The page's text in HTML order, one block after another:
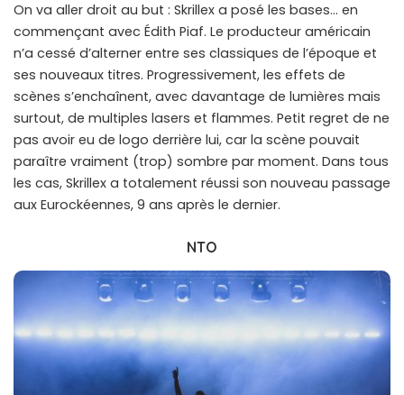
On va aller droit au but : Skrillex a posé les bases… en
commençant avec Édith Piaf. Le producteur américain
n’a cessé d’alterner entre ses classiques de l’époque et
ses nouveaux titres. Progressivement, les effets de
scènes s’enchaînent, avec davantage de lumières mais
surtout, de multiples lasers et flammes. Petit regret de ne
pas avoir eu de logo derrière lui, car la scène pouvait
paraître vraiment (trop) sombre par moment. Dans tous
les cas, Skrillex a totalement réussi son nouveau passage
aux Eurockéennes, 9 ans après le dernier.
NTO